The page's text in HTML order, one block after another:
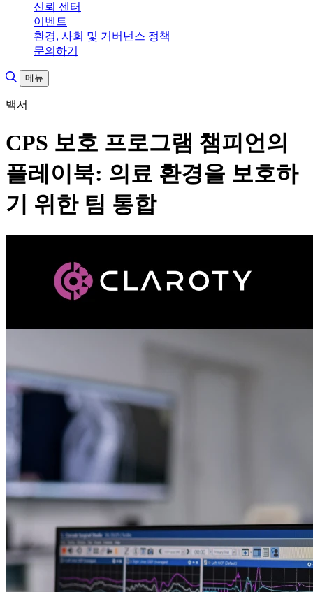
신뢰 센터
이벤트
환경, 사회 및 거버넌스 정책
문의하기
검색 토글
메뉴
백서
CPS 보호 프로그램 챔피언의
플레이북: 의료 환경을 보호하
기 위한 팀 통합